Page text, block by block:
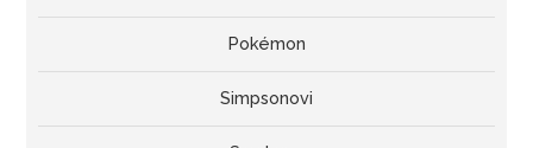
Pokémon
Simpsonovi